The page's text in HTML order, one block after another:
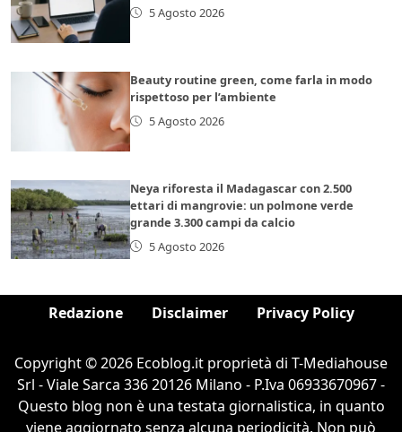
5 Agosto 2026
Beauty routine green, come farla in modo
rispettoso per l’ambiente
5 Agosto 2026
Neya riforesta il Madagascar con 2.500
ettari di mangrovie: un polmone verde
grande 3.300 campi da calcio
5 Agosto 2026
Redazione Disclaimer Privacy Policy
Copyright © 2026 Ecoblog.it proprietà di T-Mediahouse
Srl - Viale Sarca 336 20126 Milano - P.Iva 06933670967 -
Questo blog non è una testata giornalistica, in quanto
viene aggiornato senza alcuna periodicità. Non può